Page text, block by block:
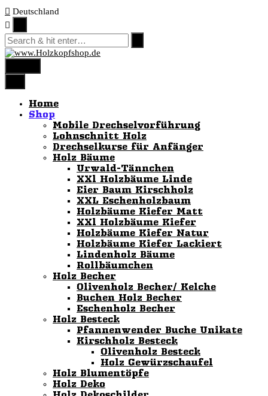
Skip
content
Deutschland
Home
Shop
Mobile Drechselvorführung
Lohnschnitt Holz
Drechselkurse für Anfänger
Holz Bäume
Urwald-Tännchen
XXl Holzbäume Linde
Eier Baum Kirschholz
XXL Eschenholzbaum
Holzbäume Kiefer Matt
XXl Holzbäume Kiefer
Holzbäume Kiefer Natur
Holzbäume Kiefer Lackiert
Lindenholz Bäume
Rollbäumchen
Holz Becher
Olivenholz Becher/ Kelche
Buchen Holz Becher
Eschenholz Becher
Holz Besteck
Pfannenwender Buche Unikate
Kirschholz Besteck
Olivenholz Besteck
Holz Gewürzschaufel
Holz Blumentöpfe
Holz Deko